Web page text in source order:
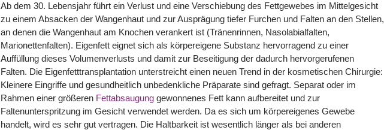
Ab dem 30. Lebensjahr führt ein Verlust und eine Verschiebung des Fettgewebes im Mittelgesicht
zu einem Absacken der Wangenhaut und zur Ausprägung tiefer Furchen und Falten an den Stellen,
an denen die Wangenhaut am Knochen verankert ist (Tränenrinnen, Nasolabialfalten,
Marionettenfalten). Eigenfett eignet sich als körpereigene Substanz hervorragend zu einer
Auffüllung dieses Volumenverlusts und damit zur Beseitigung der dadurch hervorgerufenen
Falten. Die Eigenfetttransplantation unterstreicht einen neuen Trend in der kosmetischen Chirurgie:
Kleinere Eingriffe und gesundheitlich unbedenkliche Präparate sind gefragt. Separat oder im
Rahmen einer größeren Fettabsaugung gewonnenes Fett kann aufbereitet und zur
Faltenunterspritzung im Gesicht verwendet werden. Da es sich um körpereigenes Gewebe
handelt, wird es sehr gut vertragen. Die Haltbarkeit ist wesentlich länger als bei anderen